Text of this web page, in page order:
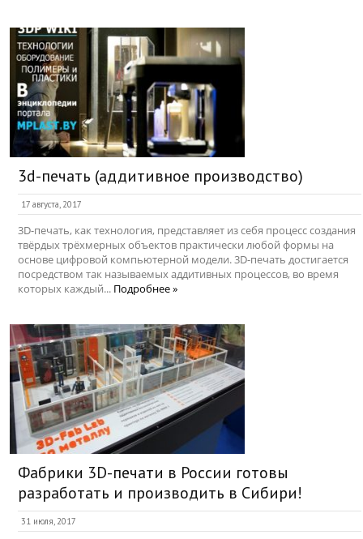
3d-печать (аддитивное производство)
17 августа, 2017
3D-печать, как технология, представляет из себя процесс создания
твёрдых трёхмерных объектов практически любой формы на
основе цифровой компьютерной модели. 3D-печать достигается
посредством так называемых аддитивных процессов, во время
которых каждый... Подробнее »
Фабрики 3D-печати в России готовы
разработать и производить в Сибири!
31 июля, 2017